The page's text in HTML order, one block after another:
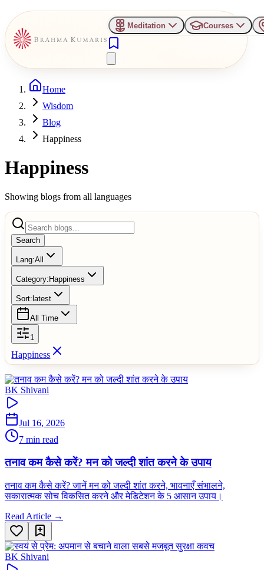
Meditation Courses
Home
Wisdom
Blog
Happiness
Happiness
Showing blogs from all languages
Search
Lang:All
Category: Happiness
Sort: latest
All Time
1
Happiness
BK Shivani
Jul 16, 2026
7 min read
तनाव कम कैसे करें? मन को जल्दी शांत करने के उपाय
तनाव कम कैसे करें? जानें मन को जल्दी शांत करने, भावनाएँ संभालने,
सकारात्मक सोच विकसित करने और मेडिटेशन के 5 आसान उपाय।
Read Article →
BK Shivani